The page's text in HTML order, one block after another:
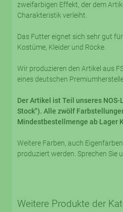
zweifarbigen Effekt, der dem
Charakteristik verleiht.
Das Futter eignet sich sehr gut
Kostüme, Kleider und Röcke.
Wir produzieren den Artikel aus
eines deutschen
Der Artikel ist Teil unseres
Stock"). Alle zwölf
Mindestbestellmenge ab Lager
Weitere Farben, auch
produziert werden. Sprechen Sie
Weitere Produkte der